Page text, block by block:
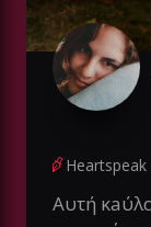
Heartspeak
Αυτή